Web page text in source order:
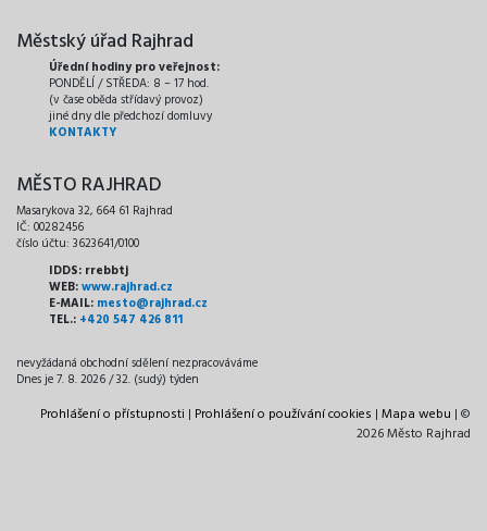
Městský úřad Rajhrad
Úřední hodiny pro veřejnost:
PONDĚLÍ / STŘEDA: 8 – 17 hod.
(v čase oběda střídavý provoz)
jiné dny dle předchozí domluvy
KONTAKTY
MĚSTO RAJHRAD
Masarykova 32, 664 61 Rajhrad
IČ: 00282456
číslo účtu: 3623641/0100
IDDS: rrebbtj
WEB:www.rajhrad.cz
E-MAIL: mesto@rajhrad.cz
TEL.: +420 547 426 811
nevyžádaná obchodní sdělení nezpracováváme
Dnes je 7. 8. 2026 / 32. (sudý) týden
Prohlášení o přístupnosti | Prohlášení o používání cookies | Mapa webu | ©
2026 Město Rajhrad